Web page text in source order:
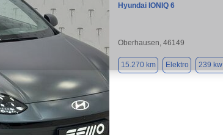
Hyundai IONIQ 6
Oberhausen, 46149
15.270 km Elektro 239